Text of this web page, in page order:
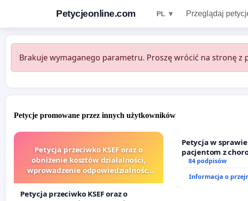
Petycjeonline.com PL ▼ Przeglądaj
Brakuje wymaganego parametru. Proszę wrócić na stronę z
Petycje promowane przez innych użytkowników
Petycja przeciwko KSEF oraz o
obniżenie kosztów działalności,
wprowadzenie odpowiedzialności
sędziów
Petycja przeciwko KSEF oraz o
Petycja w
pacjentom z
dostępu do
oraz programów
84 podpisów
Informacja o